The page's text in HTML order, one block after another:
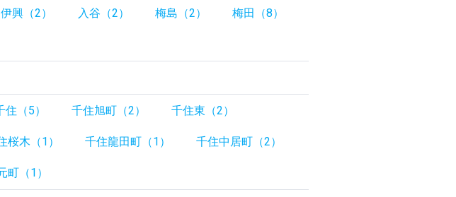
伊興（2） 入谷（2） 梅島（2） 梅田（8）
住（5） 千住旭町（2） 千住東（2）
桜木（1） 千住龍田町（1） 千住中居町（2）
町（1）